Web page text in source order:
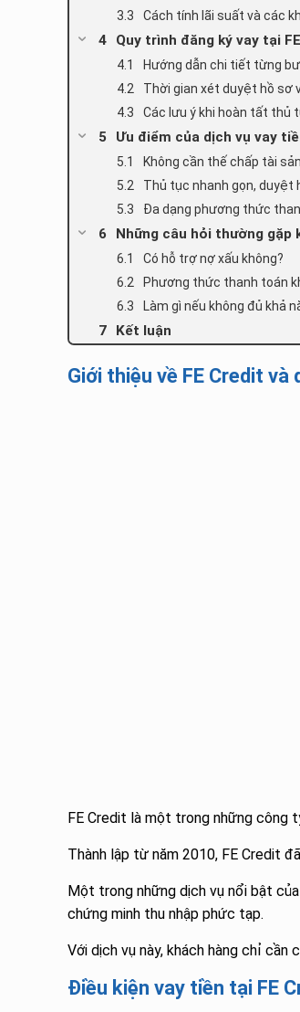
Cách tính lãi suất và các
Quy trình đăng ký vay tại
Hướng dẫn chi tiết từng
Thời gian xét duyệt hồ sơ
Các lưu ý khi hoàn tất thủ
Ưu điểm của dịch vụ vay
Không cần thế chấp tài sản
Thủ tục nhanh gọn, duyệt
Đa dạng phương thức
Những câu hỏi thường gặp
Có hỗ trợ nợ xấu không?
Phương thức thanh toán
Làm gì nếu không đủ khả
Kết luận
Giới thiệu về FE Credit và
FE Credit là một trong những công
Thành lập từ năm 2010, FE Credit
Một trong những dịch vụ nổi bật
chứng minh thu nhập phức tạp.
Với dịch vụ này, khách hàng chỉ
Điều kiện vay tiền tại FE